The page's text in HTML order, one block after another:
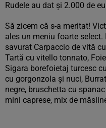
Rudele au dat și 2.000 de
Să zicem că s-a meritat!
ales un meniu foarte
savurat Carpaccio de vită
Tartă cu vitello tonnato,
Sigara borefoietaj turcesc
cu gorgonzola și nuci,
negre, bruschetta cu
mini caprese, mix de